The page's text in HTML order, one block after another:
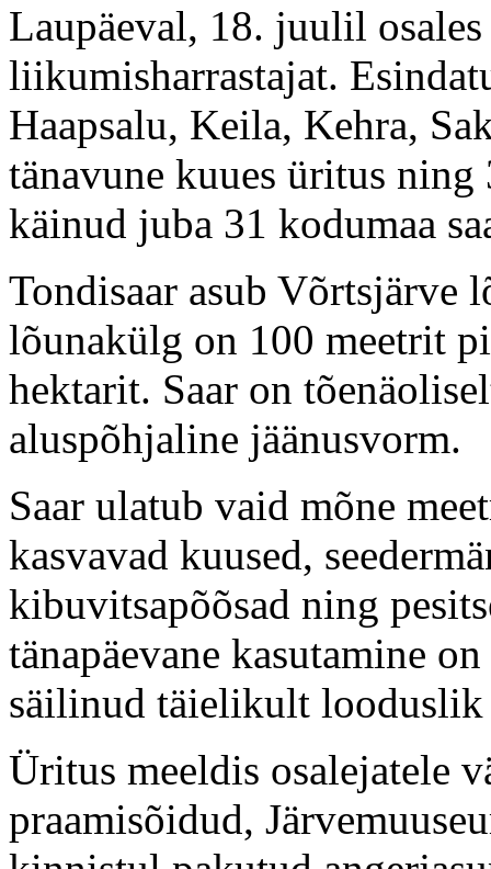
Laupäeval, 18. juulil
liikumisharrastajat.
Haapsalu, Keila, Kehra,
tänavune kuues üritus ning
käinud juba 31 kodumaa
Tondisaar asub Võrtsjärve
lõunakülg on 100 meetrit
hektarit. Saar on
aluspõhjaline jäänusvorm.
Saar ulatub vaid mõne
kasvavad kuused,
kibuvitsapõõsad ning
tänapäevane kasutamine
säilinud täielikult
Üritus meeldis osalejatele
praamisõidud,